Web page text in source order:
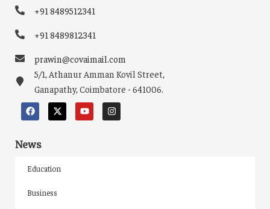
+91 8489512341
+91 8489812341
prawin@covaimail.com
5/1, Athanur Amman Kovil Street,
Ganapathy, Coimbatore - 641006.
News
Education
Business